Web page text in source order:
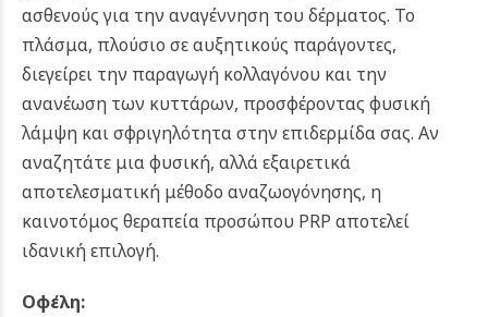
ασθενούς για την αναγέννηση του δέρματος. Το
πλάσμα, πλούσιο σε αυξητικούς παράγοντες,
διεγείρει την παραγωγή κολλαγόνου και την
ανανέωση των κυττάρων, προσφέροντας φυσική
λάμψη και σφριγηλότητα στην επιδερμίδα σας. Αν
αναζητάτε μια φυσική, αλλά εξαιρετικά
αποτελεσματική μέθοδο αναζωογόνησης, η
καινοτόμος θεραπεία προσώπου PRP αποτελεί
ιδανική επιλογή.
Οφέλη: